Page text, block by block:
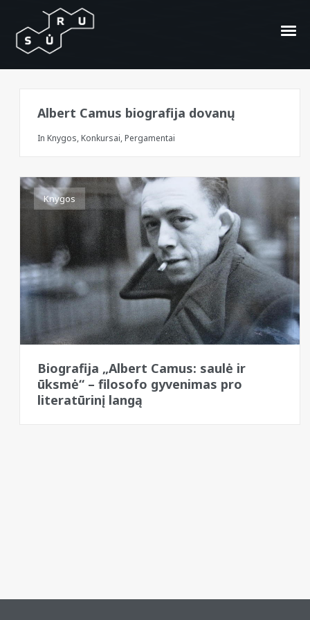
Albert Camus
Albert Camus biografija dovanų
In Knygos,Konkursai,Pergamentai
Knygos
Biografija „Albert Camus: saulė ir
ūksmė“ – filosofo gyvenimas pro
literatūrinį langą